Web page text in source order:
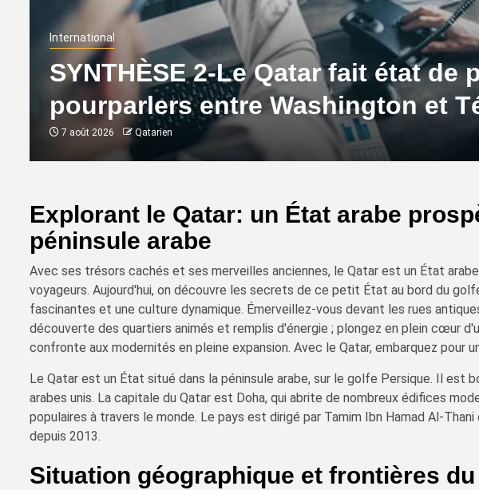
International
SYNTHÈSE 2-Le Qatar fait état de
pourparlers entre Washington et
7 août 2026 Qatarien
Explorant le Qatar: un État arabe
péninsule arabe
Avec ses trésors cachés et ses merveilles anciennes, le Qatar est un État
voyageurs. Aujourd'hui, on découvre les secrets de ce petit État au bord du
fascinantes et une culture dynamique. Émerveillez-vous devant les rues
découverte des quartiers animés et remplis d'énergie ; plongez en plein cœur
confronte aux modernités en pleine expansion. Avec le Qatar, embarquez pour
Le Qatar est un État situé dans la péninsule arabe, sur le golfe Persique. Il est
arabes unis. La capitale du Qatar est Doha, qui abrite de nombreux édifices
populaires à travers le monde. Le pays est dirigé par Tamim Ibn Hamad Al-
depuis 2013.
Situation géographique et frontières